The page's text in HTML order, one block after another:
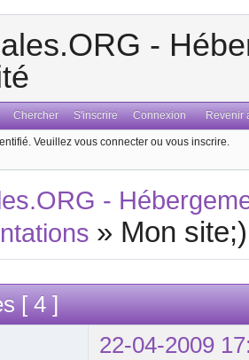
-
Chercher S'inscrire Connexion Revenir
Veuillez vous connecter ou vous inscrire.
-
» Mon site;)
[ 4 ]
22-04-2009